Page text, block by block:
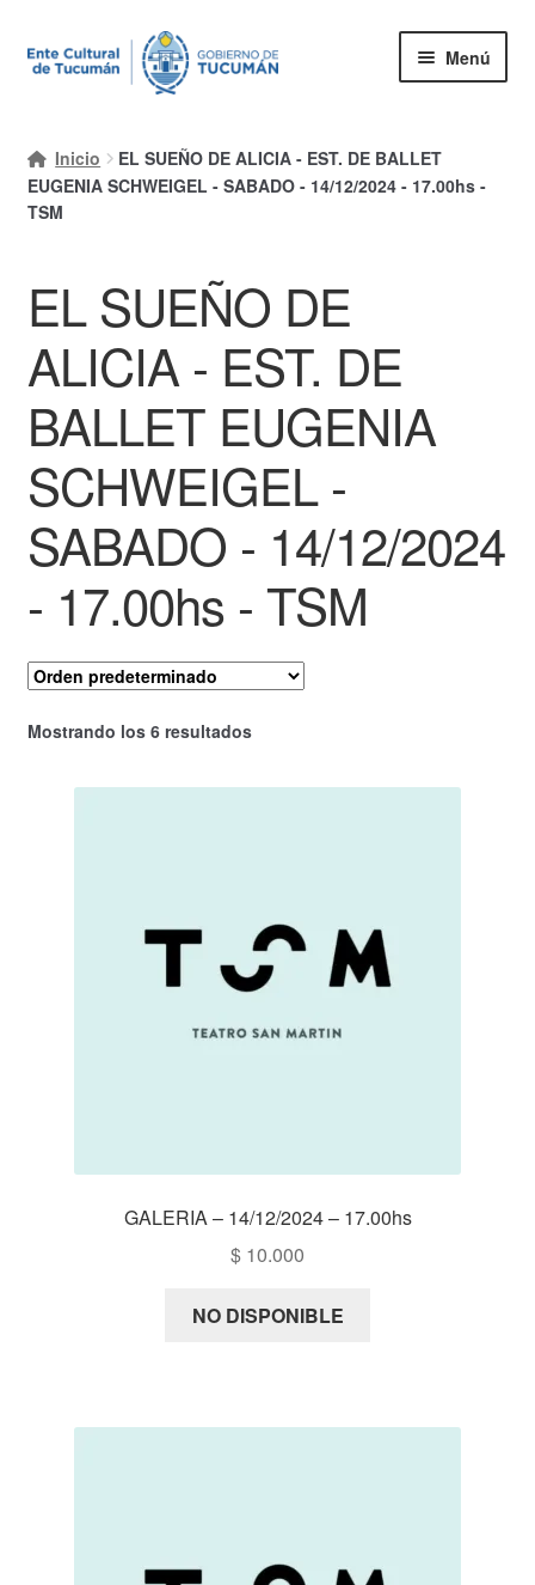
Ir
a
Ir
al
Menú
Mi cuenta
Finalizar compra
Inicio
EL SUEÑO DE ALICIA - EST. DE BALLET
EUGENIA SCHWEIGEL - SABADO - 14/12/2024 - 17.00hs -
TSM
EL SUEÑO DE
ALICIA - EST. DE
BALLET EUGENIA
SCHWEIGEL -
SABADO - 14/12/2024
- 17.00hs - TSM
Mostrando los 6 resultados
GALERIA – 14/12/2024 – 17.00hs
$ 10.000
NO DISPONIBLE